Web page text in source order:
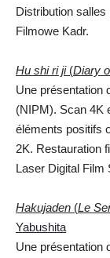
Distribution
Filmowe Kadr.
Hu shi ri ji(Diary
Une présentation
(NIPM). Scan 4K
éléments positifs
2K. Restauration
Laser Digital Film
Hakujaden (Le
Yabushita
Une présentation